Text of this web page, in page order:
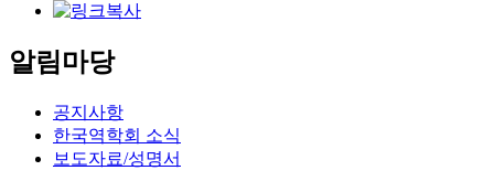
알림마당
공지사항
한국역학회 소식
보도자료/성명서